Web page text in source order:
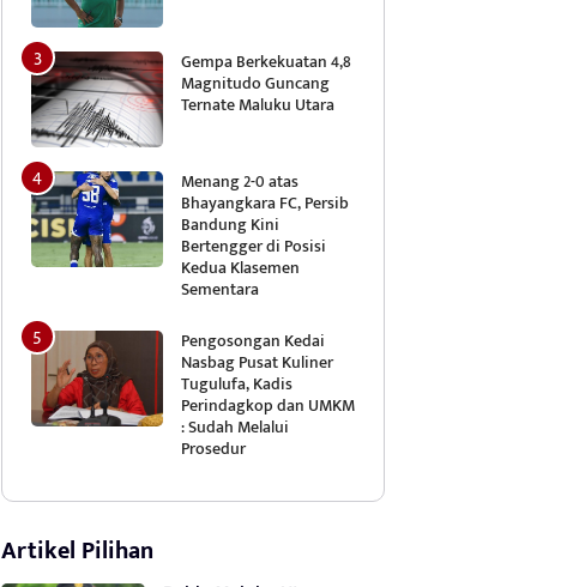
Gempa Berkekuatan 4,8
Magnitudo Guncang
Ternate Maluku Utara
Menang 2-0 atas
Bhayangkara FC, Persib
Bandung Kini
Bertengger di Posisi
Kedua Klasemen
Sementara
Pengosongan Kedai
Nasbag Pusat Kuliner
Tugulufa, Kadis
Perindagkop dan UMKM
: Sudah Melalui
Prosedur
Artikel Pilihan